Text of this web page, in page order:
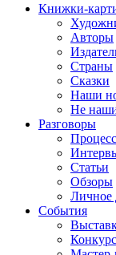
Книжки-
Авторы
Страны
Сказки
Наши
Не
Разговоры
Процесс
Статьи
Обзоры
Личное
События